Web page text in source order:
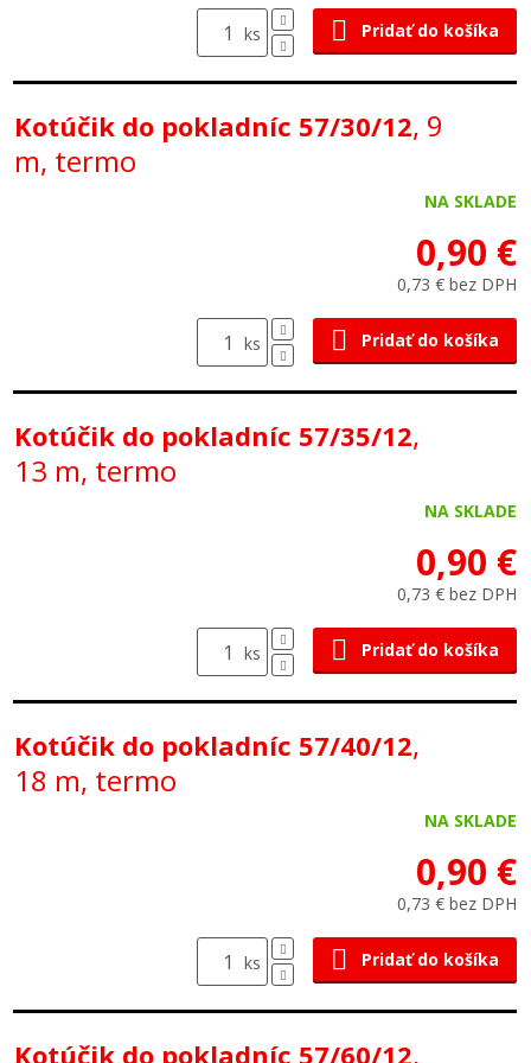
ks Pridať do košíka
Kotúčik do pokladníc 57/30/12, 9
m, termo
NA SKLADE
0,90 €
0,73 € bez DPH
ks Pridať do košíka
Kotúčik do pokladníc 57/35/12,
13 m, termo
NA SKLADE
0,90 €
0,73 € bez DPH
ks Pridať do košíka
Kotúčik do pokladníc 57/40/12,
18 m, termo
NA SKLADE
0,90 €
0,73 € bez DPH
ks Pridať do košíka
Kotúčik do pokladníc 57/60/12,